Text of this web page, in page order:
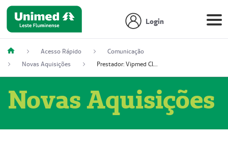
Login
Acesso Rápido
Comunicação
Novas Aquisições
Prestador: Vipmed Clínica Geral Ltda, 51004349-0 (Nome Fantasia: Policlínica Master)
Novas Aquisições